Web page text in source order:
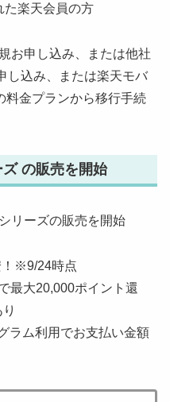
た楽天会員の方
お申し込み、または他社
し込み、または楽天モバ
料金プランから移行手続
の販売を開始
リーズの販売を開始
！※9/24時点
最大20,000ポイント還
ラム利用でお支払い金額